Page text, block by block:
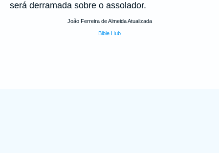
será derramada sobre o assolador.
João Ferreira de Almeida Atualizada
Bible Hub